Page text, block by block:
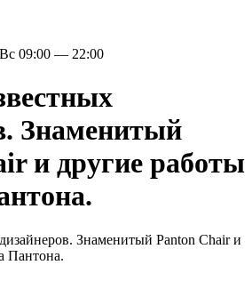
09:00 — 22:00
Знаменитый
и другие работы